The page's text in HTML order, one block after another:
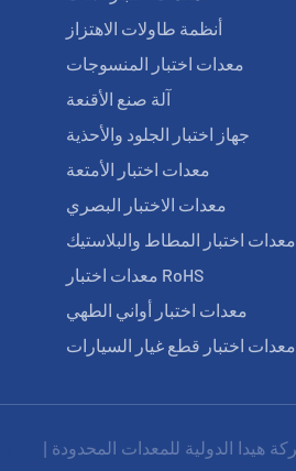
أنظمة طاولات الاهتزاز
معدات اختبار المنسوجات
آلة صنع الأقنعة
جهاز اختبار الجلود والأحذية
معدات اختبار الأمتعة
معدات الاختبار البصري
معدات اختبار المطاط والبلاستيك
معدات اختبار RoHS
معدات اختبار أواني الطهي
معدات اختبار قطع غيار السيارات